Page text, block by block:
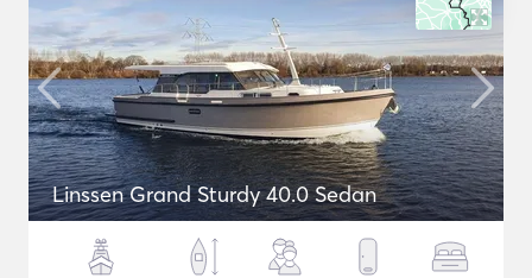
Linssen Grand Sturdy 40.0 Sedan